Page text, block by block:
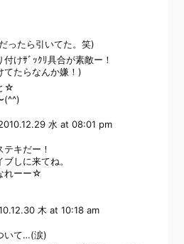
ったら引いてた。笑)
けｻﾞｯｸﾘ具合が素敵ー！
てたらなんか嫌！)
☆
(^^)
水 at 08:01 pm
キだー！
しに来てね。
れーー☆
木 at 10:18 am
いて…(涙)